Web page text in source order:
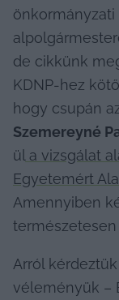
de cikkünk
KDNP-hez
Szemereyné
ül a vizsgálat
Egyetemért
Amennyiben
Arról
véleményük –